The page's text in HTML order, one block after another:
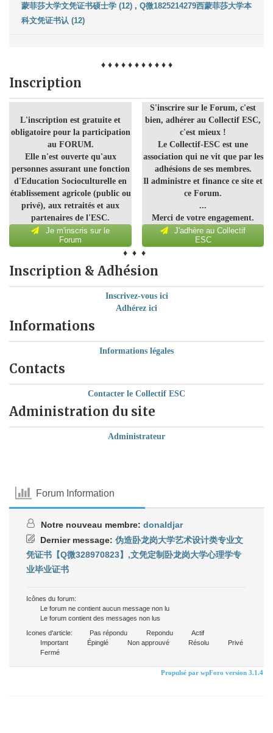
蒙菲莎大学文凭证书硕士学 (12) , Q微1825214279西蒙菲莎大学本
科文凭证书认 (12)
♦ ♦ ♦ ♦ ♦ ♦ ♦ ♦ ♦ ♦ ♦
Inscription
L'inscription est gratuite et
obligatoire pour la participation
au FORUM.
Elle n'est ouverte qu'aux
personnes assurant une fonction
d'Education Socioculturelle en
établissement agricole (public ou
privé), aux retraités et aux
partenaires de l'ESC.
Je m'inscris sur le
Forum
S'inscrire sur le Forum, c'est
bien, adhérer au Collectif ESC,
c'est mieux !
Le Collectif-ESC est une
association qui ne vit que par les
adhésions de ses membres.
Il administre et finance ce site et
ce Forum.
...
Merci de votre engagement.
J'adhère au Collectif
ESC
♦ ♦ ♦
Inscription & Adhésion
Inscrivez-vous ici
Adhérez ici
Informations
Informations légales
Contacts
Contacter le Collectif ESC
Administration du site
Administrateur
Forum Information
Notre nouveau membre: donaldjar
Dernier message: 伪造卧龙岗大学艺术设计类专业文
凭证书【Q微328970823】,文凭定制卧龙岗大学心理学专
业毕业证书
Icônes du forum:
Le forum ne contient aucun message non lu
Le forum contient des messages non lus
Icones d'article:
Pas répondu Repondu
Actif
Important
Épinglé Non approuvé Résolu
Privé
Fermé
Propulsé par wpForo version 3.1.4